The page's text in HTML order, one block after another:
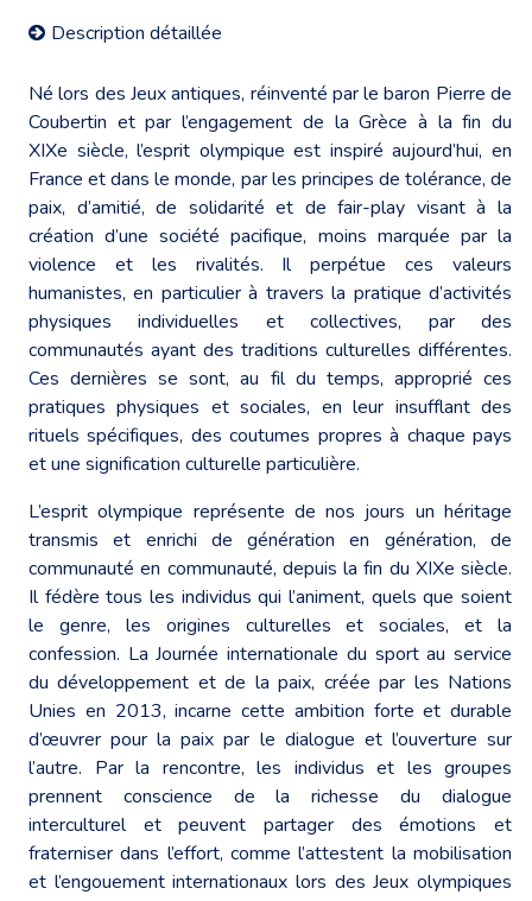
Description détaillée
Né lors des Jeux antiques, réinventé par le baron Pierre de
Coubertin et par l’engagement de la Grèce à la fin du
XIXe siècle, l’esprit olympique est inspiré aujourd’hui, en
France et dans le monde, par les principes de tolérance, de
paix, d’amitié, de solidarité et de fair-play visant à la
création d’une société pacifique, moins marquée par la
violence et les rivalités. Il perpétue ces valeurs
humanistes, en particulier à travers la pratique d’activités
physiques individuelles et collectives, par des
communautés ayant des traditions culturelles différentes.
Ces dernières se sont, au fil du temps, approprié ces
pratiques physiques et sociales, en leur insufflant des
rituels spécifiques, des coutumes propres à chaque pays
et une signification culturelle particulière.
L’esprit olympique représente de nos jours un héritage
transmis et enrichi de génération en génération, de
communauté en communauté, depuis la fin du XIXe siècle.
Il fédère tous les individus qui l’animent, quels que soient
le genre, les origines culturelles et sociales, et la
confession. La Journée internationale du sport au service
du développement et de la paix, créée par les Nations
Unies en 2013, incarne cette ambition forte et durable
d’œuvrer pour la paix par le dialogue et l’ouverture sur
l’autre. Par la rencontre, les individus et les groupes
prennent conscience de la richesse du dialogue
interculturel et peuvent partager des émotions et
fraterniser dans l’effort, comme l’attestent la mobilisation
et l’engouement internationaux lors des Jeux olympiques